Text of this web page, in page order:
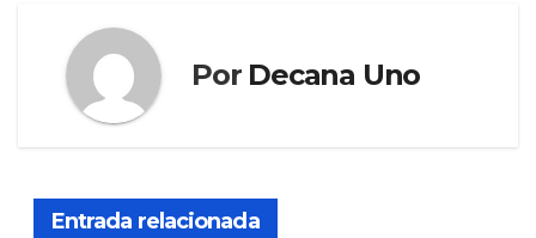
Por Decana Uno
Entrada relacionada